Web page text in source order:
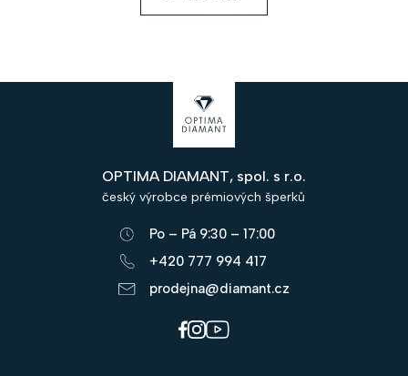
á
í
p
r
v
k
v
ý
i
s
u
í
OPTIMA DIAMANT, spol. s r.o.
český výrobce prémiových šperků
Po – Pá 9:30 – 17:00
+420 777 994 417
prodejna@diamant.cz